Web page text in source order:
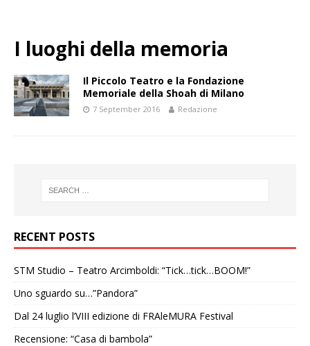
I luoghi della memoria
Il Piccolo Teatro e la Fondazione
Memoriale della Shoah di Milano
7 September 2016 Redazione
RECENT POSTS
STM Studio – Teatro Arcimboldi: “Tick…tick…BOOM!”
Uno sguardo su…”Pandora”
Dal 24 luglio l’VIII edizione di FRAleMURA Festival
Recensione: “Casa di bambola”